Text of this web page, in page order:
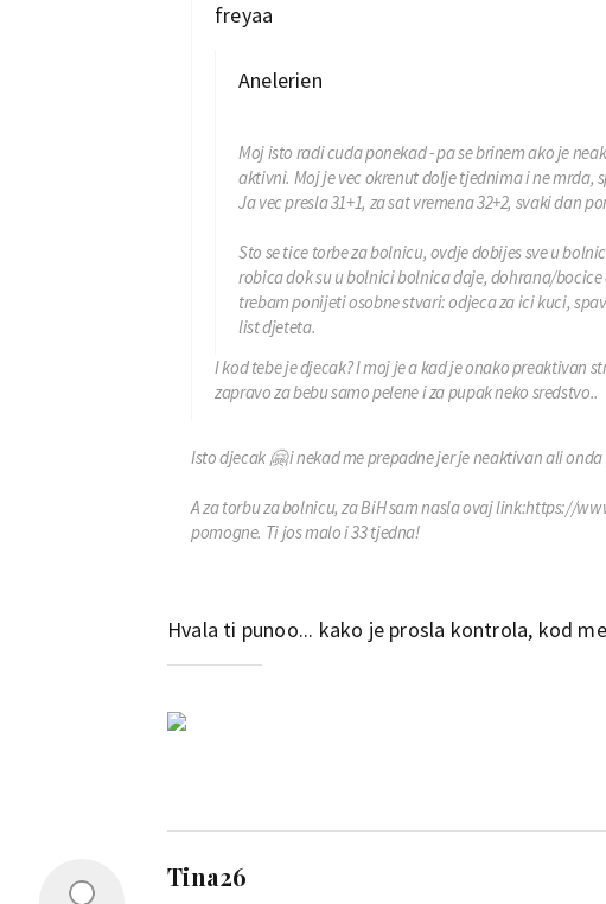
freyaa
Anelerien
Moj isto radi cuda ponekad - pa se brinem ako je
aktivni. Moj je vec okrenut dolje tjednima i ne mrda,
Ja vec presla 31+1, za sat vremena 32+2, svaki dan
Sto se tice torbe za bolnicu, ovdje dobijes sve u
robica dok su u bolnici bolnica daje, dohrana/
trebam ponijeti osobne stvari: odjeca za ici kuci,
list djeteta.
I kod tebe je djecak? I moj je a kad je onako preaktivan
zapravo za bebu samo pelene i za pupak neko sredstvo..
Isto djecak 🤗 i nekad me prepadne jer je neaktivan ali
A za torbu za bolnicu, za BiH sam nasla ovaj link:https://
pomogne. Ti jos malo i 33 tjedna!
Hvala ti punoo... kako je prosla kontrola, kod
Tina26